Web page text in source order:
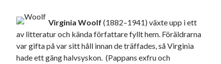
#blogg100
barnen basket bil corona
död England fest fotboll
Virginia Woolf (1882–1941) växte upp i ett
av litteratur och kända författare fyllt hem. Föräldrarna
var gifta på var sitt håll innan de träffades, så Virginia
hade ett gäng halvsyskon. (Pappans exfru och